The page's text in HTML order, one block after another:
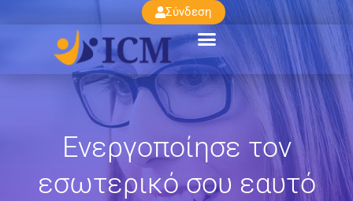
Σύνδεση
Ενεργοποίησε τον
εσωτερικό σου εαυτό